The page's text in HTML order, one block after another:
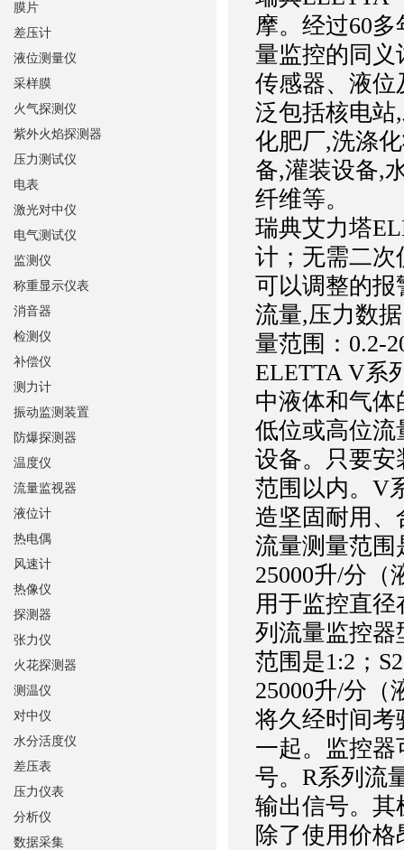
摩。经过60
量监控的同义
传感器、液位
泛包括核电站
化肥厂,洗涤
备,灌装设备,
纤维等。
瑞典艾力塔
计；无需二次
可以调整的报
流量,压力数
量范围：0.2-
ELETTA V系
中液体和气体
低位或高位流
设备。只要安
范围以内。V
造坚固耐用、
流量测量范围
25000升/分（
用于监控直径
列流量监控器
范围是1:2；
25000升/分（
将久经时间考
一起。监控
号。R系列流
输出信号。其
除了使用价
膜片
差压计
液位测量仪
采样膜
火气探测仪
紫外火焰探测器
压力测试仪
电表
激光对中仪
电气测试仪
监测仪
称重显示仪表
消音器
检测仪
补偿仪
测力计
振动监测装置
防爆探测器
温度仪
流量监视器
液位计
热电偶
风速计
热像仪
探测器
张力仪
火花探测器
测温仪
对中仪
水分活度仪
差压表
压力仪表
分析仪
数据采集